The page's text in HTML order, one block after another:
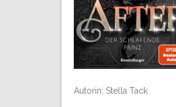
Autorin: Stella Tack